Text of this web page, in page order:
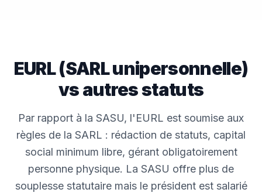
EURL (SARL unipersonnelle)
vs autres statuts
Par rapport à la SASU, l'EURL est soumise aux
règles de la SARL : rédaction de statuts, capital
social minimum libre, gérant obligatoirement
personne physique. La SASU offre plus de
souplesse statutaire mais le président est salarié